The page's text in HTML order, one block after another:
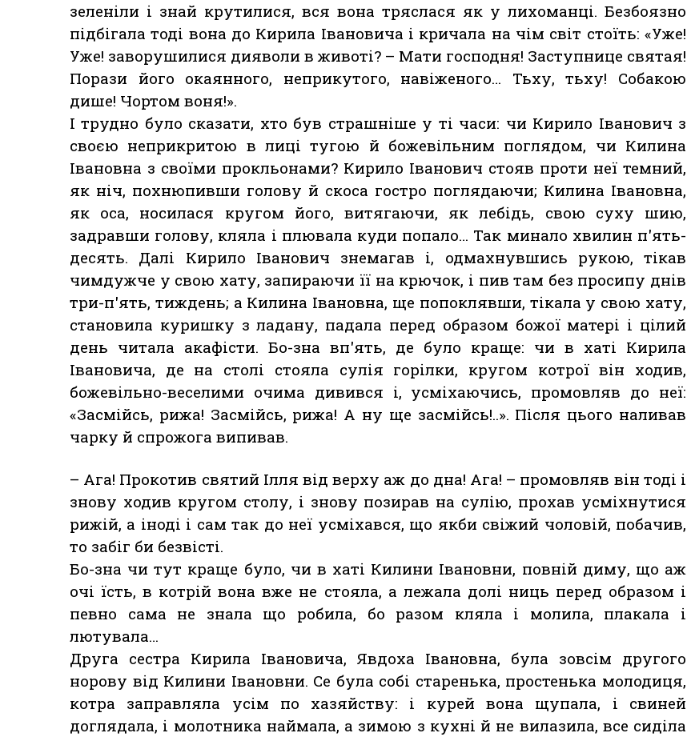
зеленіли і знай крутилися, вся вона тряслася як у лихоманці. Безбоязно
підбігала тоді вона до Кирила Івановича і кричала на чім світ стоїть: «Уже!
Уже! заворушилися дияволи в животі? – Мати господня! Заступнице святая!
Порази його окаянного, неприкутого, навіженого… Тьху, тьху! Собакою
дише! Чортом воня!».
І трудно було сказати, хто був страшніше у ті часи: чи Кирило Іванович з
своєю неприкритою в лиці тугою й божевільним поглядом, чи Килина
Івановна з своїми прокльонами? Кирило Іванович стояв проти неї темний,
як ніч, похнюпивши голову й скоса гостро поглядаючи; Килина Івановна,
як оса, носилася кругом його, витягаючи, як лебідь, свою суху шию,
задравши голову, кляла і плювала куди попало… Так минало хвилин п'ять-
десять. Далі Кирило Іванович знемагав і, одмахнувшись рукою, тікав
чимдужче у свою хату, запираючи її на крючок, і пив там без просипу днів
три-п'ять, тиждень; а Килина Івановна, ще попоклявши, тікала у свою хату,
становила куришку з ладану, падала перед образом божої матері і цілий
день читала акафісти. Бо-зна вп'ять, де було краще: чи в хаті Кирила
Івановича, де на столі стояла сулія горілки, кругом котрої він ходив,
божевільно-веселими очима дивився і, усміхаючись, промовляв до неї:
«Засмійсь, рижа! Засмійсь, рижа! А ну ще засмійсь!..». Після цього наливав
чарку й спрожога випивав.
– Ага! Прокотив святий Ілля від верху аж до дна! Ага! – промовляв він тоді і
знову ходив кругом столу, і знову позирав на сулію, прохав усміхнутися
рижій, а іноді і сам так до неї усміхався, що якби свіжий чоловій, побачив,
то забіг би безвісті.
Бо-зна чи тут краще було, чи в хаті Килини Івановни, повній диму, що аж
очі їсть, в котрій вона вже не стояла, а лежала долі ниць перед образом і
певно сама не знала що робила, бо разом кляла і молила, плакала і
лютувала…
Друга сестра Кирила Івановича, Явдоха Івановна, була зовсім другого
норову від Килини Івановни. Се була собі старенька, простенька молодиця,
котра заправляла усім по хазяйству: і курей вона щупала, і свиней
доглядала, і молотника наймала, а зимою з кухні й не вилазила, все сиділа